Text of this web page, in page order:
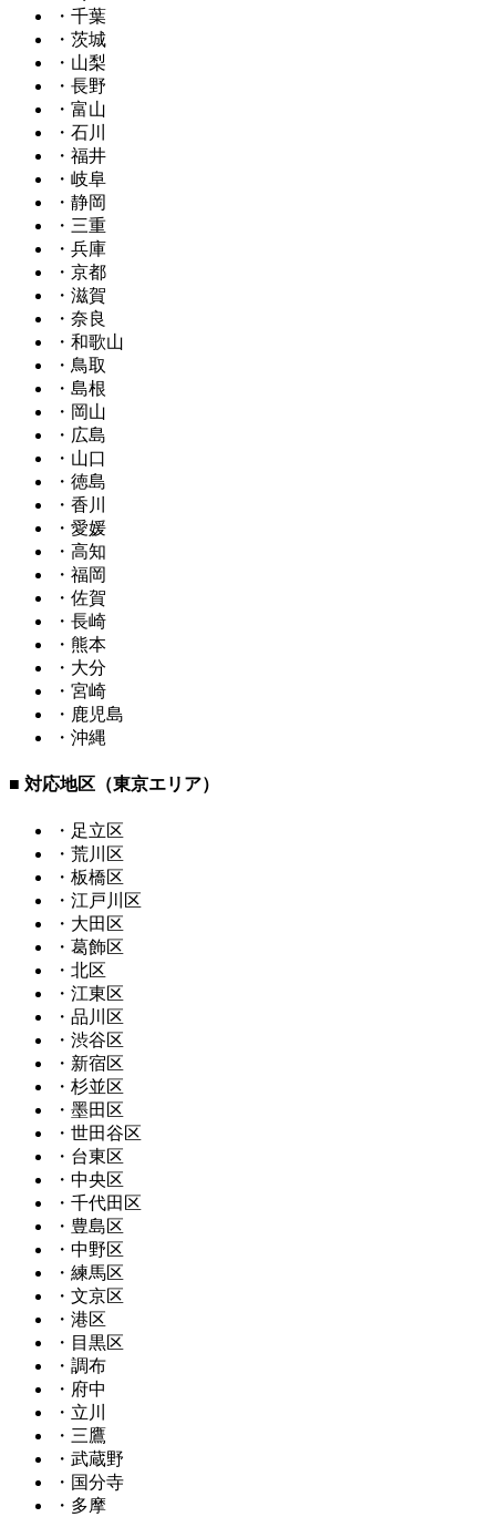
・千葉
・茨城
・山梨
・長野
・富山
・石川
・福井
・岐阜
・静岡
・三重
・兵庫
・京都
・滋賀
・奈良
・和歌山
・鳥取
・島根
・岡山
・広島
・山口
・徳島
・香川
・愛媛
・高知
・福岡
・佐賀
・長崎
・熊本
・大分
・宮崎
・鹿児島
・沖縄
■ 対応地区（東京エリア）
・足立区
・荒川区
・板橋区
・江戸川区
・大田区
・葛飾区
・北区
・江東区
・品川区
・渋谷区
・新宿区
・杉並区
・墨田区
・世田谷区
・台東区
・中央区
・千代田区
・豊島区
・中野区
・練馬区
・文京区
・港区
・目黒区
・調布
・府中
・立川
・三鷹
・武蔵野
・国分寺
・多摩